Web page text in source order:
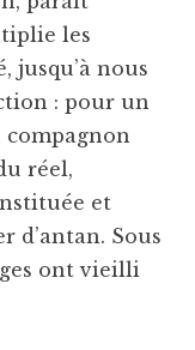
les
jusqu’à nous
: pour un
réel,
et
d’antan. Sous
ont vieilli